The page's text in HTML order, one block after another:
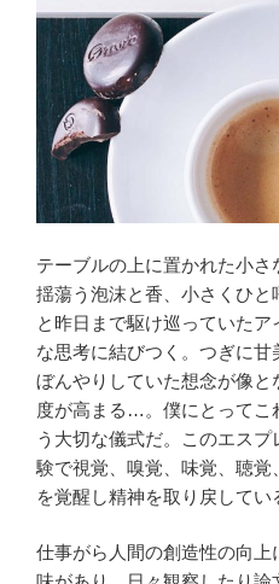
テーブルの上に置かれた小
揺蕩う泡沫と香、小さくひと
と昨日まで駆け巡っていた
な思考に結びつく。つぎに甘
ぼんやりしていた想念が像
度が高まる…。僕にとってこ
う大切な儀式だ。このエス
験で視覚、嗅覚、味覚、聴
を覚醒し精神を取り戻してい
仕事がら人間の創造性の向